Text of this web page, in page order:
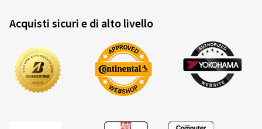
Acquisti sicuri e di alto livello